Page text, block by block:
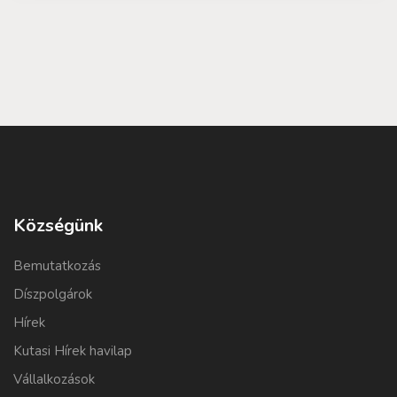
Községünk
Bemutatkozás
Díszpolgárok
Hírek
Kutasi Hírek havilap
Vállalkozások